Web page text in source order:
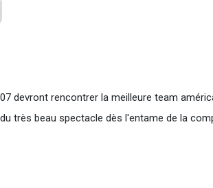
devront rencontrer la meilleure team
très beau spectacle dès l'entame de la